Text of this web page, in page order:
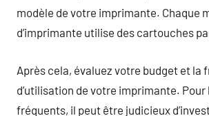
modèle de votre imprimante. Chaque
d’imprimante utilise des cartouches
Après cela, évaluez votre budget et la
d’utilisation de votre imprimante.
fréquents, il peut être judicieux